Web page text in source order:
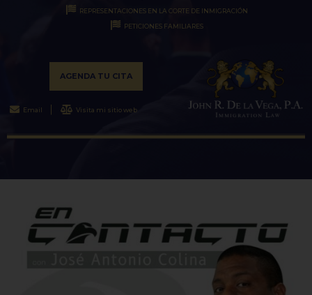
REPRESENTACIONES EN LA CORTE DE INMIGRACIÓN
PETICIONES FAMILIARES
AGENDA TU CITA
Email Visita mi sitio web